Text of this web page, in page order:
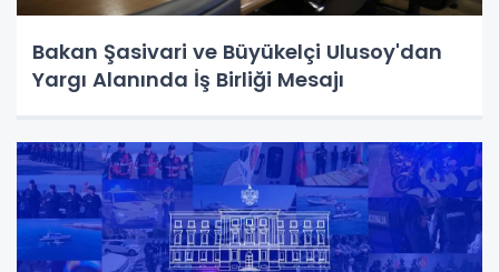
Bakan Şasivari ve Büyükelçi Ulusoy'dan
Yargı Alanında İş Birliği Mesajı